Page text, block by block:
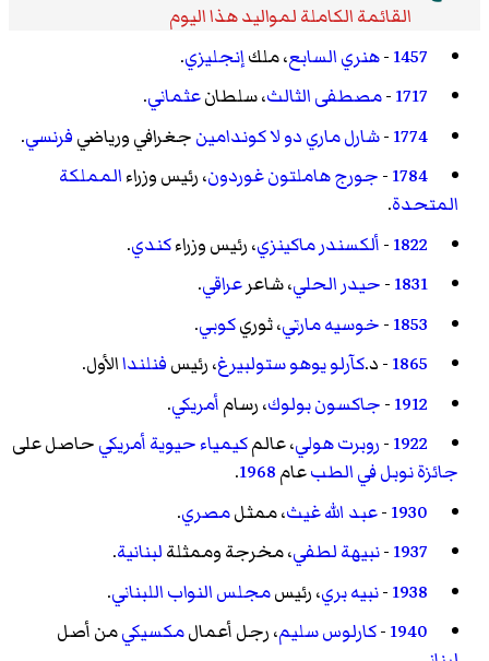
القائمة الكاملة لمواليد هذا اليوم
1457
-هنري السابع، ملكإنجليزي.
1717
-مصطفى الثالث، سلطانعثماني.
1774
-شارل ماري دو لا كوندامينجغرافي ورياضيفرنسي.
1784
-جورج هاملتون غوردون، رئيس وزراءالمملكة
المتحدة.
1822
-ألكسندر ماكينزي، رئيس وزراءكندي.
1831
-حيدر الحلي، شاعرعراقي.
1853
-خوسيه مارتي، ثوريكوبي.
1865- د.كآرلو يوهو ستولبيرغ، رئيسفنلنداالأول.
1912
-جاكسون بولوك، رسامأمريكي.
1922
-روبرت هولي، عالمكيمياء حيويةأمريكيحاصل على
جائزة نوبل في الطبعام1968
.
1930
-عبد الله غيث، ممثلمصري.
1937
-نبيهة لطفي، مخرجة وممثلةلبنانية.
1938
-نبيه بري، رئيسمجلس النواب اللبناني.
1940
-كارلوس سليم، رجل أعمالمكسيكيمن أصل